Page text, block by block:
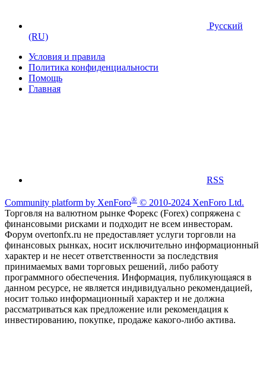
Русский
(RU)
Условия и правила
Политика конфиденциальности
Помощь
Главная
RSS
Community platform by XenForo® © 2010-2024 XenForo Ltd.
Торговля на валютном рынке Форекс (Forex) сопряжена с
финансовыми рисками и подходит не всем инвесторам.
Форум overtonfx.ru не предоставляет услуги торговли на
финансовых рынках, носит исключительно информационный
характер и не несет ответственности за последствия
принимаемых вами торговых решений, либо работу
программного обеспечения. Информация, публикующаяся в
данном ресурсе, не является индивидуально рекомендацией,
носит только информационный характер и не должна
рассматриваться как предложение или рекомендация к
инвестированию, покупке, продаже какого-либо актива.